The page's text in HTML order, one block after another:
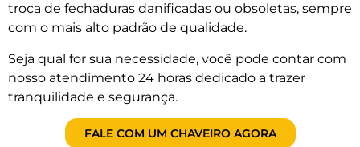
troca de fechaduras danificadas ou obsoletas, sempre
com o mais alto padrão de qualidade.
Seja qual for sua necessidade, você pode contar com
nosso atendimento 24 horas dedicado a trazer
tranquilidade e segurança.
FALE COM UM CHAVEIRO AGORA